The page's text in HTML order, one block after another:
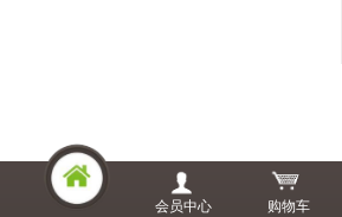
会员中心 购物车